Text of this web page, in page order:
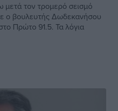
μετά τον τρομερό σεισμό
ο βουλευτής Δωδεκανήσου
Πρώτο 91.5. Τα λόγια